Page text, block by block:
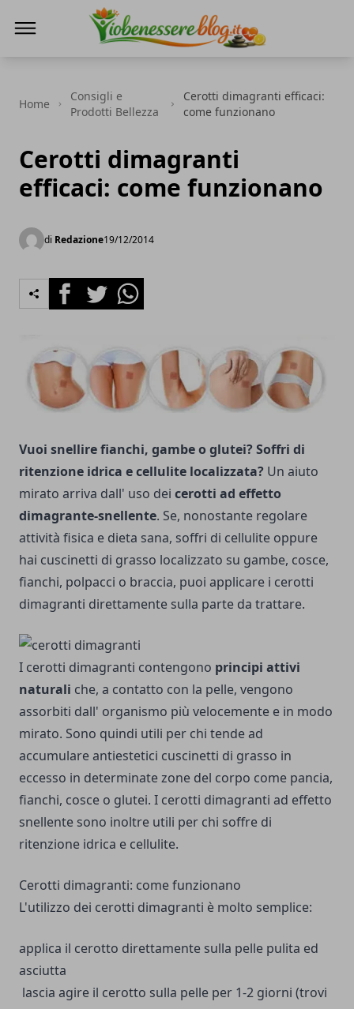
Home
Consigli e
Prodotti Bellezza
Cerotti dimagranti efficaci:
come funzionano
Cerotti dimagranti
efficaci: come funzionano
di Redazione19/12/2014
FacebookTwitterWhatsapp
Vuoi snellire fianchi, gambe o glutei? Soffri di
ritenzione idrica e cellulite localizzata? Un aiuto
mirato arriva dall' uso dei cerotti ad effetto
dimagrante-snellente. Se, nonostante regolare
attività fisica e dieta sana, soffri di cellulite oppure
hai cuscinetti di grasso localizzato su gambe, cosce,
fianchi, polpacci o braccia, puoi applicare i cerotti
dimagranti direttamente sulla parte da trattare.
I cerotti dimagranti contengono principi attivi
naturali che, a contatto con la pelle, vengono
assorbiti dall' organismo più velocemente e in modo
mirato. Sono quindi utili per chi tende ad
accumulare antiestetici cuscinetti di grasso in
eccesso in determinate zone del corpo come pancia,
fianchi, cosce o glutei. I cerotti dimagranti ad effetto
snellente sono inoltre utili per chi soffre di
ritenzione idrica e cellulite.
Cerotti dimagranti: come funzionano
L'utilizzo dei cerotti dimagranti è molto semplice:
applica il cerotto direttamente sulla pelle pulita ed
asciutta
lascia agire il cerotto sulla pelle per 1-2 giorni (trovi